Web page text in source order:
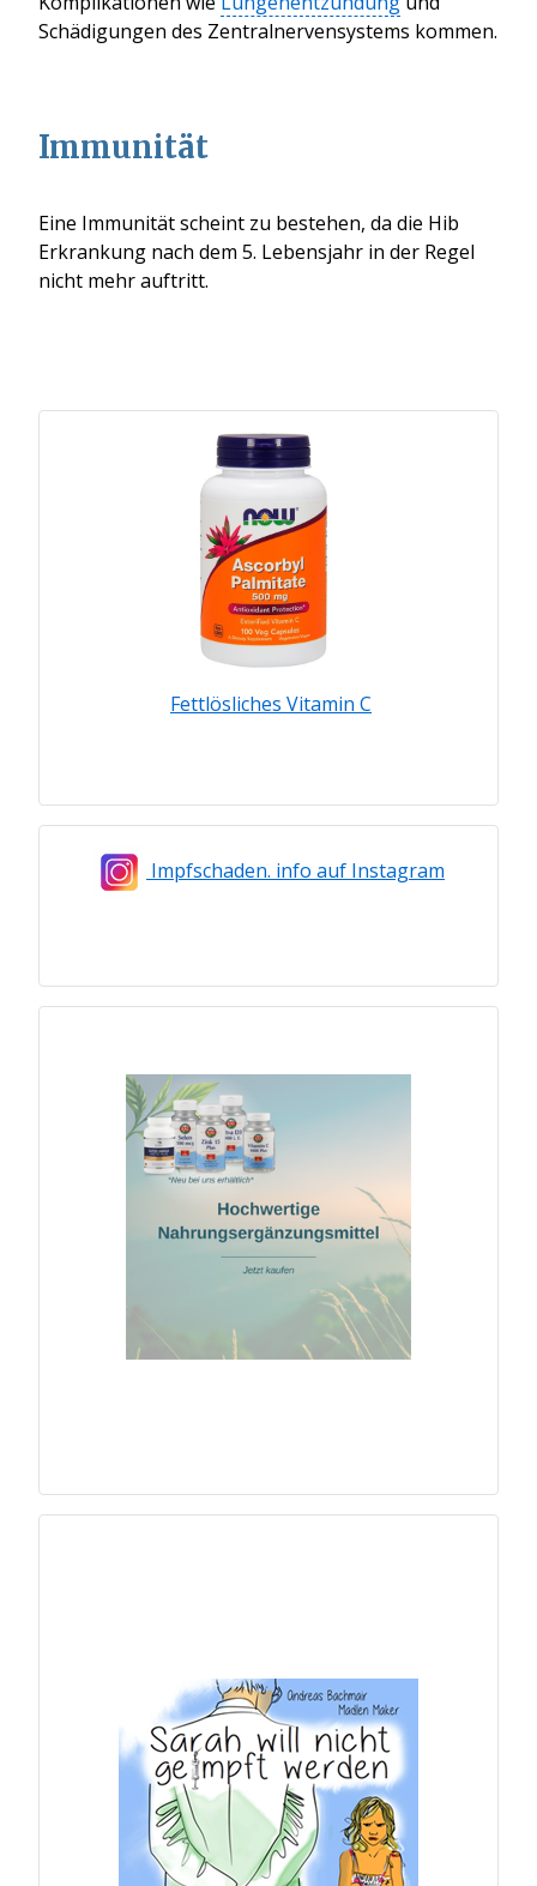
Schädigungen des Zentralnervensystems kommen.
Immunität
Eine Immunität scheint zu bestehen, da die Hib
Erkrankung nach dem 5. Lebensjahr in der Regel
nicht mehr auftritt.
Fettlösliches Vitamin C
Impfschaden. info auf Instagram